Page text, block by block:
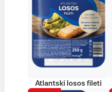
Atlantski losos fileti